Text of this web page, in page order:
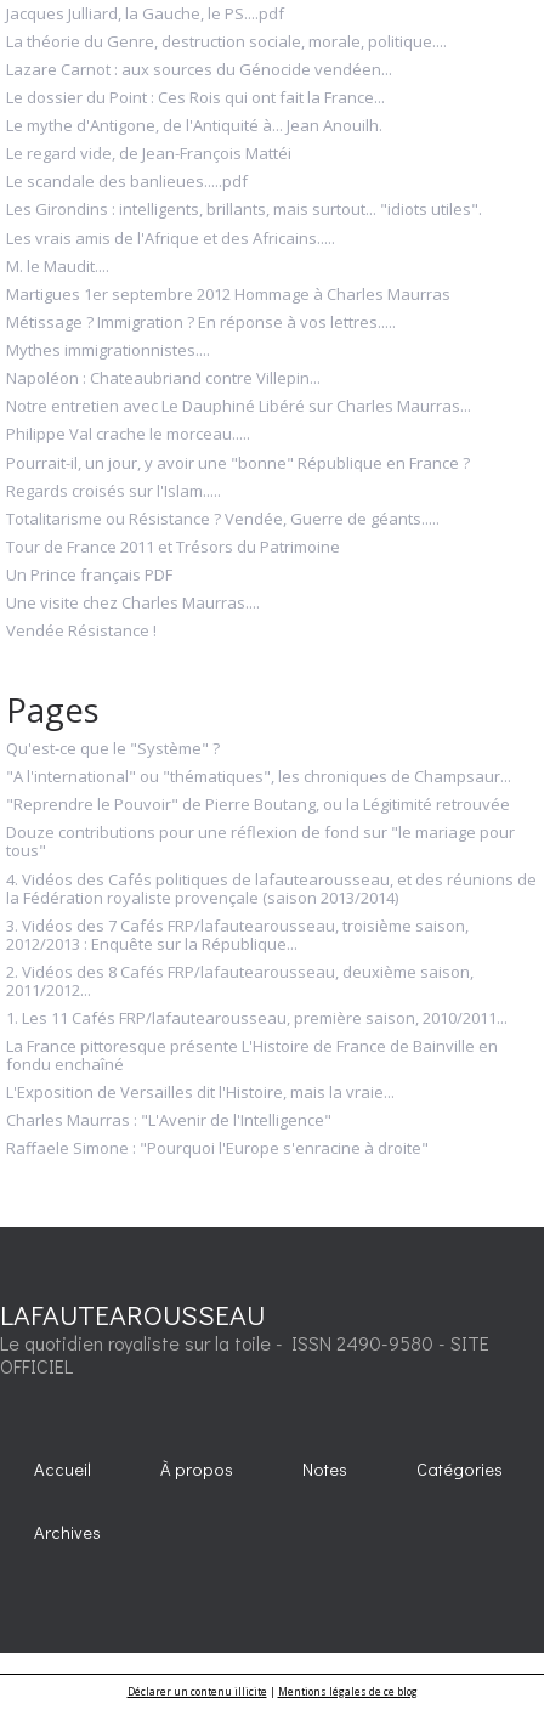
Jacques Julliard, la Gauche, le PS....pdf
La théorie du Genre, destruction sociale, morale, politique....
Lazare Carnot : aux sources du Génocide vendéen...
Le dossier du Point : Ces Rois qui ont fait la France...
Le mythe d'Antigone, de l'Antiquité à... Jean Anouilh.
Le regard vide, de Jean-François Mattéi
Le scandale des banlieues.....pdf
Les Girondins : intelligents, brillants, mais surtout... "idiots utiles".
Les vrais amis de l'Afrique et des Africains.....
M. le Maudit....
Martigues 1er septembre 2012 Hommage à Charles Maurras
Métissage ? Immigration ? En réponse à vos lettres.....
Mythes immigrationnistes....
Napoléon : Chateaubriand contre Villepin...
Notre entretien avec Le Dauphiné Libéré sur Charles Maurras...
Philippe Val crache le morceau.....
Pourrait-il, un jour, y avoir une "bonne" République en France ?
Regards croisés sur l'Islam.....
Totalitarisme ou Résistance ? Vendée, Guerre de géants.....
Tour de France 2011 et Trésors du Patrimoine
Un Prince français PDF
Une visite chez Charles Maurras....
Vendée Résistance !
Pages
Qu'est-ce que le "Système" ?
"A l'international" ou "thématiques", les chroniques de Champsaur...
"Reprendre le Pouvoir" de Pierre Boutang, ou la Légitimité retrouvée
Douze contributions pour une réflexion de fond sur "le mariage pour
tous"
4. Vidéos des Cafés politiques de lafautearousseau, et des réunions de
la Fédération royaliste provençale (saison 2013/2014)
3. Vidéos des 7 Cafés FRP/lafautearousseau, troisième saison,
2012/2013 : Enquête sur la République...
2. Vidéos des 8 Cafés FRP/lafautearousseau, deuxième saison,
2011/2012...
1. Les 11 Cafés FRP/lafautearousseau, première saison, 2010/2011...
La France pittoresque présente L'Histoire de France de Bainville en
fondu enchaîné
L'Exposition de Versailles dit l'Histoire, mais la vraie...
Charles Maurras : "L'Avenir de l'Intelligence"
Raffaele Simone : "Pourquoi l'Europe s'enracine à droite"
LAFAUTEAROUSSEAU
Le quotidien royaliste sur la toile - ISSN 2490-9580 - SITE
OFFICIEL
Accueil À propos Notes Catégories
Archives
Déclarer un contenu illicite| Mentions légales de ce blog